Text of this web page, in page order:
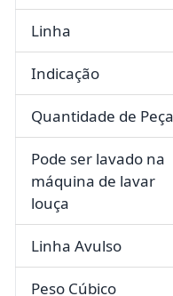
Linha
Indicação
Quantidade de
Pode ser lavado na
máquina de lavar
louça
Linha Avulso
Peso Cúbico